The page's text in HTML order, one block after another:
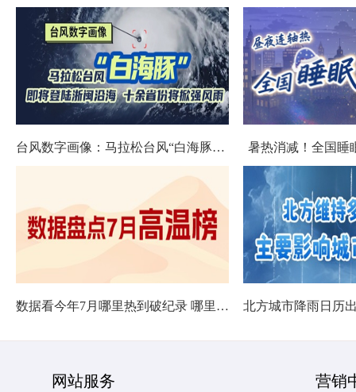
台风数字画像：马拉松台风“白海豚”将影响十余省份 暑热消减！全国睡
数据看今年7月哪里热到破纪录 哪里暑热连轴转
网站服务 营销